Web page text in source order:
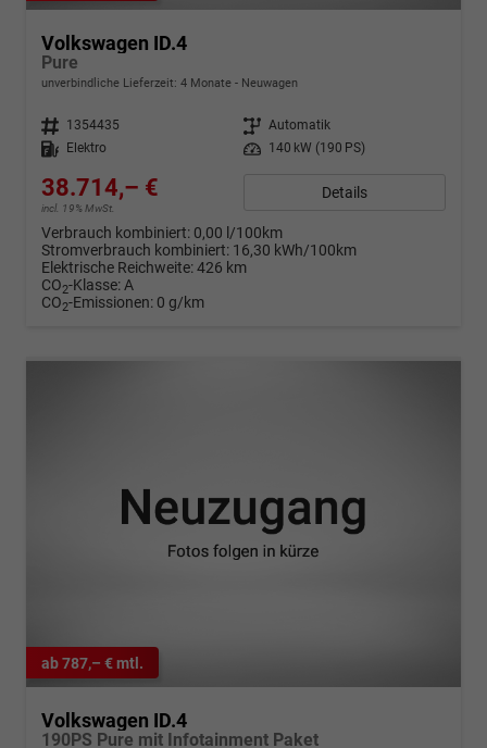
Volkswagen ID.4
Pure
unverbindliche Lieferzeit: 4 Monate Neuwagen
Fahrzeugnr. 1354435 Getriebe Automatik
Kraftstoff
Elektro Leistung 140 kW (190 PS)
38.714,– €
incl. 19% MwSt.
Details
Verbrauch kombiniert: 0,00 l/100km
Stromverbrauch kombiniert: 16,30 kWh/100km
Elektrische Reichweite:426 km
CO2-Klasse:A
CO2-Emissionen: 0 g/km
ab 787,– € mtl.
Volkswagen ID.4
190PS Pure mit Infotainment Paket